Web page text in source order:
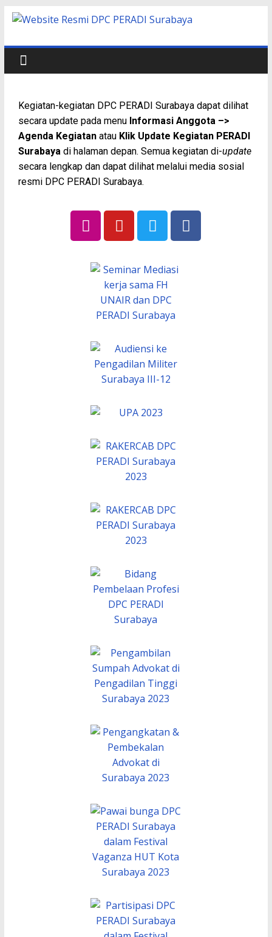
Kegiatan-kegiatan DPC PERADI Surabaya dapat dilihat
secara update pada menu Informasi Anggota –>
Agenda Kegiatanatau Klik Update Kegiatan PERADI
Surabaya di halaman depan. Semua kegiatan di-update
secara lengkap dan dapat dilihat melalui media sosial
resmi DPC PERADI Surabaya.